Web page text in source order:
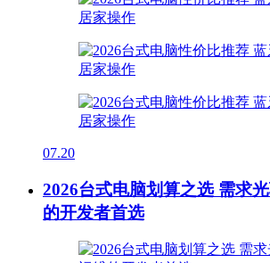
07.20
2026台式电脑划算之选 需求
的开发者首选